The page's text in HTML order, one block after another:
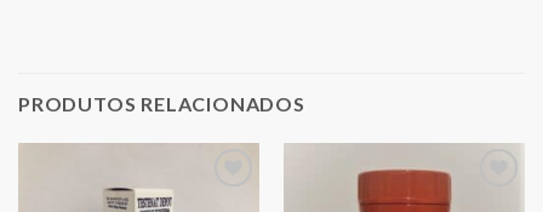
PRODUTOS RELACIONADOS